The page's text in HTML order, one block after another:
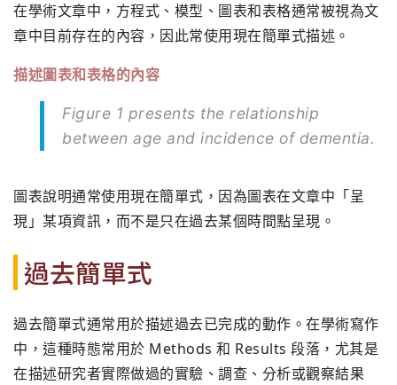
在學術文章中，方程式、模型、圖表和表格通常被視為文
章中目前存在的內容，因此常使用現在簡單式描述。
描述圖表和表格的內容
Figure 1 presents the relationship
between age and incidence of dementia.
圖表說明通常使用現在簡單式，因為圖表在文章中「呈
現」某項資訊，而不是只在過去某個時間點呈現。
過去簡單式
過去簡單式通常用於描述過去已完成的動作。在學術寫作
中，這種時態常用於 Methods 和 Results 段落，尤其是
在描述研究者實際做過的實驗、調查、分析或觀察結果